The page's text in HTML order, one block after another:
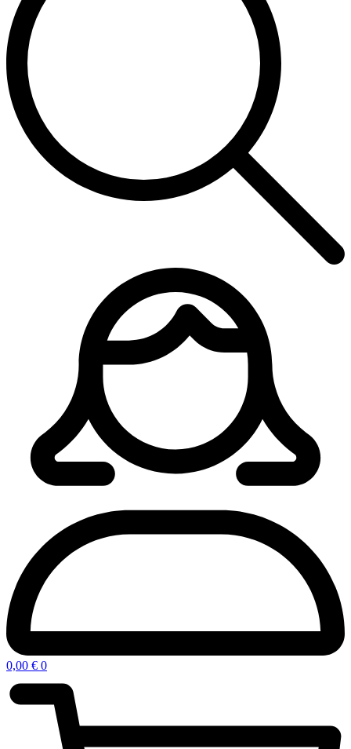
0,00 € 0